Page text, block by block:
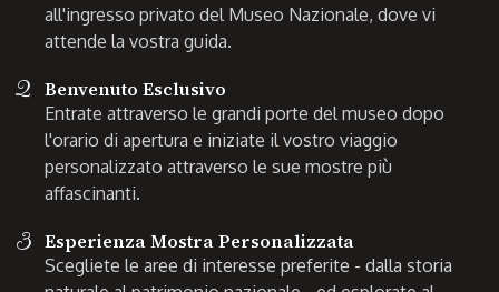
all'ingresso privato del Museo Nazionale, dove vi
attende la vostra guida.
2 Benvenuto Esclusivo
Entrate attraverso le grandi porte del museo dopo
l'orario di apertura e iniziate il vostro viaggio
personalizzato attraverso le sue mostre più
affascinanti.
3 Esperienza Mostra Personalizzata
Scegliete le aree di interesse preferite - dalla storia